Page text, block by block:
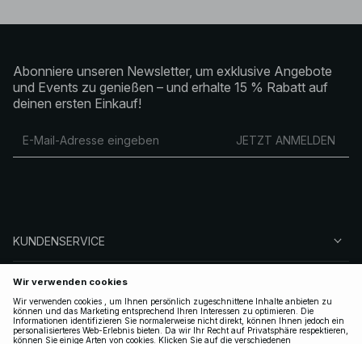
Abonniere unseren Newsletter, um exklusive Angebote
und Events zu genießen – und erhalte 15 % Rabatt auf
deinen ersten Einkauf!
JETZT ANMELDEN
KUNDENSERVICE
ÜBER NA-KD
FOLGEN SIE UNS